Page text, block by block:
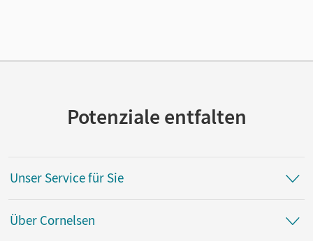
Potenziale entfalten
Unser Service für Sie
Über Cornelsen